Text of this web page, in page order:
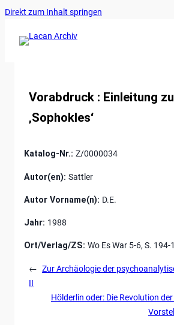
Direkt zum Inhalt springen
Vorabdruck : Einleitung
‚Sophokles‘
Katalog-Nr.: Z/0000034
Autor(en): Sattler
Autor Vorname(n): D.E.
Jahr: 1988
Ort/Verlag/ZS: Wo Es War 5-6, S. 194-
← Zur Archäologie der
II
Hölderlin oder: Die Revolution